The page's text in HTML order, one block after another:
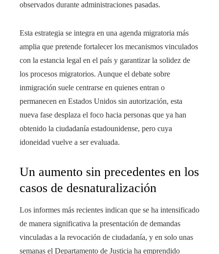
observados durante administraciones pasadas.
Esta estrategia se integra en una agenda migratoria más
amplia que pretende fortalecer los mecanismos vinculados
con la estancia legal en el país y garantizar la solidez de
los procesos migratorios. Aunque el debate sobre
inmigración suele centrarse en quienes entran o
permanecen en Estados Unidos sin autorización, esta
nueva fase desplaza el foco hacia personas que ya han
obtenido la ciudadanía estadounidense, pero cuya
idoneidad vuelve a ser evaluada.
Un aumento sin precedentes en los
casos de desnaturalización
Los informes más recientes indican que se ha intensificado
de manera significativa la presentación de demandas
vinculadas a la revocación de ciudadanía, y en solo unas
semanas el Departamento de Justicia ha emprendido